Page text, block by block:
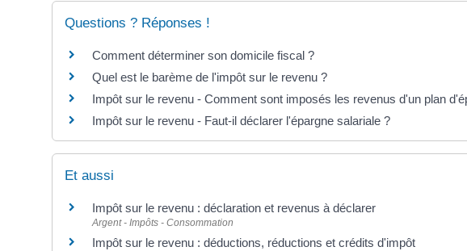
Questions ? Réponses !
Comment déterminer son domicile fiscal ?
Quel est le barème de l'impôt sur le revenu ?
Impôt sur le revenu - Comment sont imposés les revenus d'un plan
Impôt sur le revenu - Faut-il déclarer l'épargne salariale ?
Et aussi
Impôt sur le revenu : déclaration et revenus à déclarer
Argent - Impôts - Consommation
Impôt sur le revenu : déductions, réductions et crédits d'impôt